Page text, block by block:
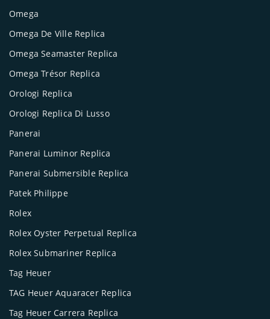
Omega
Omega De Ville Replica
Omega Seamaster Replica
Omega Trésor Replica
Orologi Replica
Orologi Replica Di Lusso
Panerai
Panerai Luminor Replica
Panerai Submersible Replica
Patek Philippe
Rolex
Rolex Oyster Perpetual Replica
Rolex Submariner Replica
Tag Heuer
TAG Heuer Aquaracer Replica
Tag Heuer Carrera Replica